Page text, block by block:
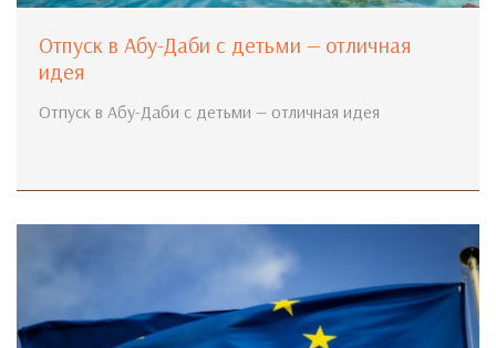
Отпуск в Абу-Даби с детьми — отличная
идея
Отпуск в Абу-Даби с детьми — отличная идея